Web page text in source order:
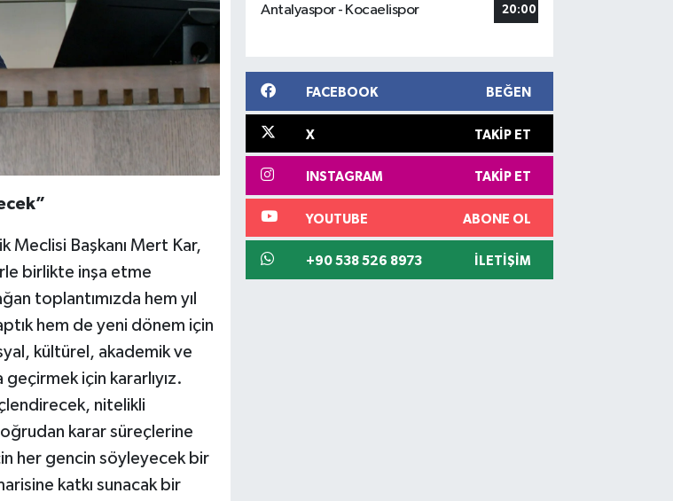
Meclisi Başkanı Mert Kar,
birlikte inşa etme
toplantımızda hem yıl
hem de yeni dönem için
kültürel, akademik ve
için kararlıyız.
nitelikli
karar süreçlerine
her gencin söyleyecek bir
katkı sunacak bir
Antalyaspor - Kocaelispor 20:00
FACEBOOK BEĞEN
X TAKIP ET
INSTAGRAM TAKIP ET
YOUTUBE ABONE OL
+90 538 526 8973 İLETIŞIM